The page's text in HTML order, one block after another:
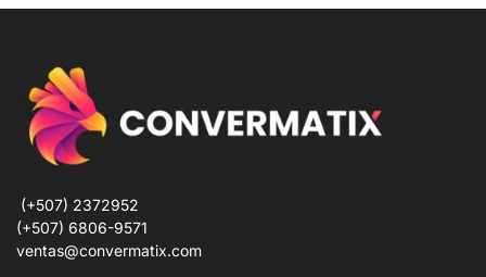
(+507) 2372952
(+507) 6806-9571
ventas@convermatix.com